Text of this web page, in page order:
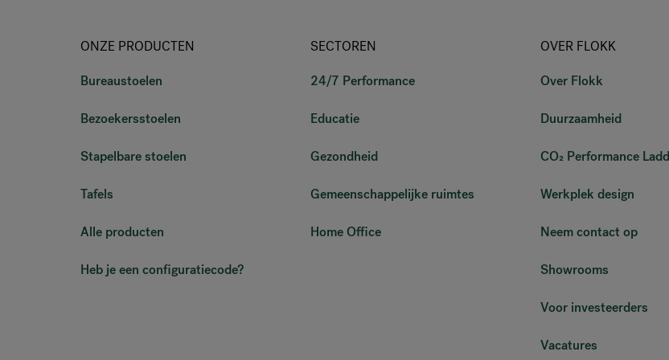
ONZE PRODUCTEN
Bureaustoelen
Bezoekersstoelen
Stapelbare stoelen
Tafels
Alle producten
Heb je een configuratiecode?
SECTOREN
24/7 Performance
Educatie
Gezondheid
Gemeenschappelijke ruimtes
Home Office
OVER FLOKK
Over Flokk
Duurzaamheid
CO₂ Performance
Werkplek design
Neem contact op
Showrooms
Voor investeerders
Vacatures